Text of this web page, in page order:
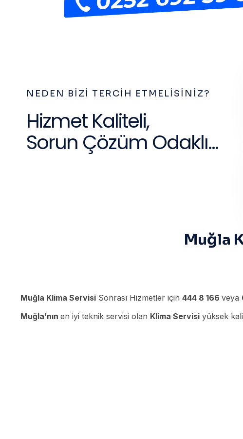
NEDEN BIZI TERCIH ETMELISINIZ?
Hizmet Kaliteli,
Sorun Çözüm Odaklı...
Muğla
Muğla Klima Servisi Sonrası Hizmetler için 444 8 166 veya
Muğla’nın en iyi teknik servisi olan Klima Servisi yüksek